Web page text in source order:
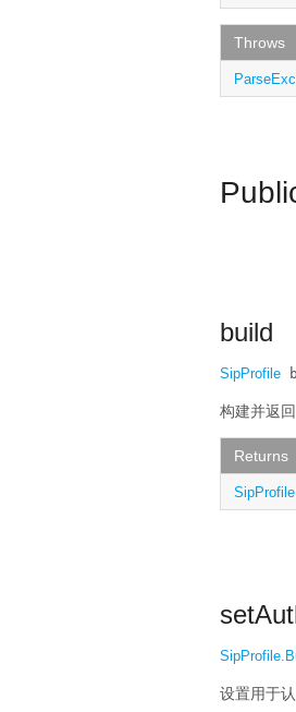
Throws
build
SipProfile
构建并返
Returns
SipProfile
设置用于